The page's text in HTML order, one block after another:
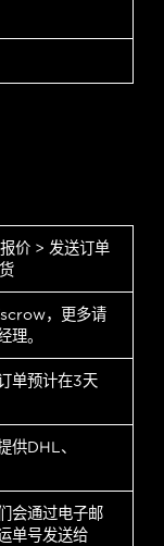
价 > 发送订单
，更多请
理。
单预计在3天
供DHL、
会通过电子邮
单号发送给